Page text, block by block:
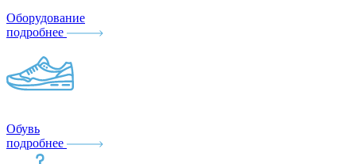
Оборудование
подробнее
Обувь
подробнее